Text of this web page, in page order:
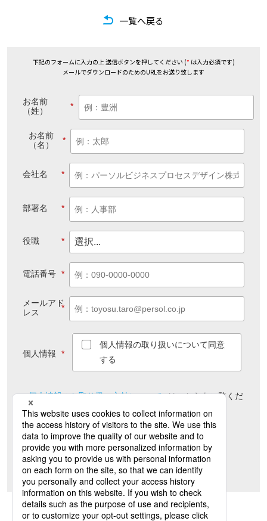
一覧へ戻る
下記のフォームに入力の上 送信ボタンを押してください (* は入力必須です)
メールでダウンロードのためのURLをお送り致します
*
お名前
（姓）
*
お名前
（名）
*
会社名
*
部署名
*
役職
*
電話番号
*
メールアド
レス
*
個人情報
個人情報の取り扱いについて同意
する
個人情報のお取り扱い方針について はこちらをご覧くだ
さい
送信